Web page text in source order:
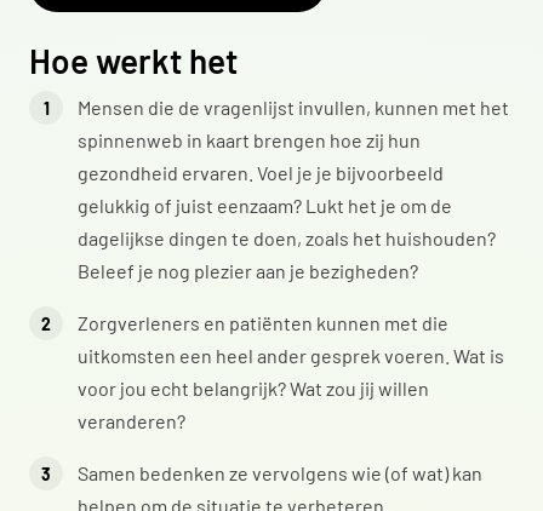
Hoe werkt het
Mensen die de vragenlijst invullen, kunnen met het
spinnenweb in kaart brengen hoe zij hun
gezondheid ervaren. Voel je je bijvoorbeeld
gelukkig of juist eenzaam? Lukt het je om de
dagelijkse dingen te doen, zoals het huishouden?
Beleef je nog plezier aan je bezigheden?
Zorgverleners en patiënten kunnen met die
uitkomsten een heel ander gesprek voeren. Wat is
voor jou echt belangrijk? Wat zou jij willen
veranderen?
Samen bedenken ze vervolgens wie (of wat) kan
helpen om de situatie te verbeteren.